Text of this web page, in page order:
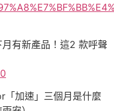
有新產品！這2 款呼聲
加速」三個月是什麼